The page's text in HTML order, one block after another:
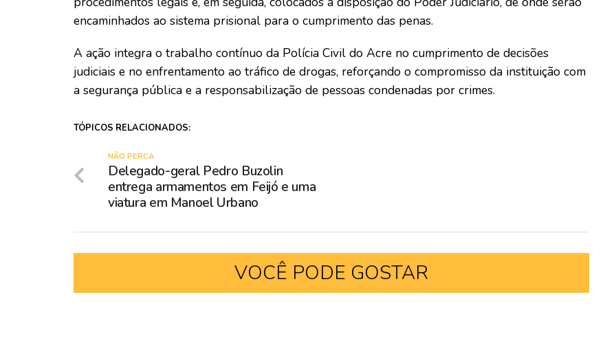
encaminhados ao sistema prisional para o cumprimento das penas.
A ação integra o trabalho contínuo da Polícia Civil do Acre no cumprimento de decisões
judiciais e no enfrentamento ao tráfico de drogas, reforçando o compromisso da instituição com
a segurança pública e a responsabilização de pessoas condenadas por crimes.
TÓPICOS RELACIONADOS:
NÃO PERCA
Delegado-geral Pedro Buzolin
entrega armamentos em Feijó e uma
viatura em Manoel Urbano
VOCÊ PODE GOSTAR